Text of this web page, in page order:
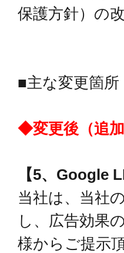
保護方針）の
■主な変更箇所
◆変更後（追加
【5、Google
当社は、当社
し、広告効果
様からご提示